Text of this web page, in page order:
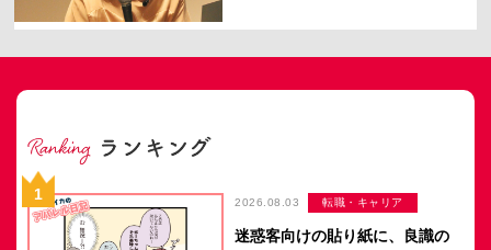
2026.08.03 転職・キャリア
迷惑客向けの貼り紙に、良識の